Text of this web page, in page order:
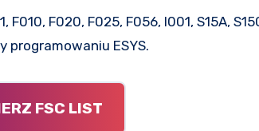
programowaniu ESYS.
FSC LIST